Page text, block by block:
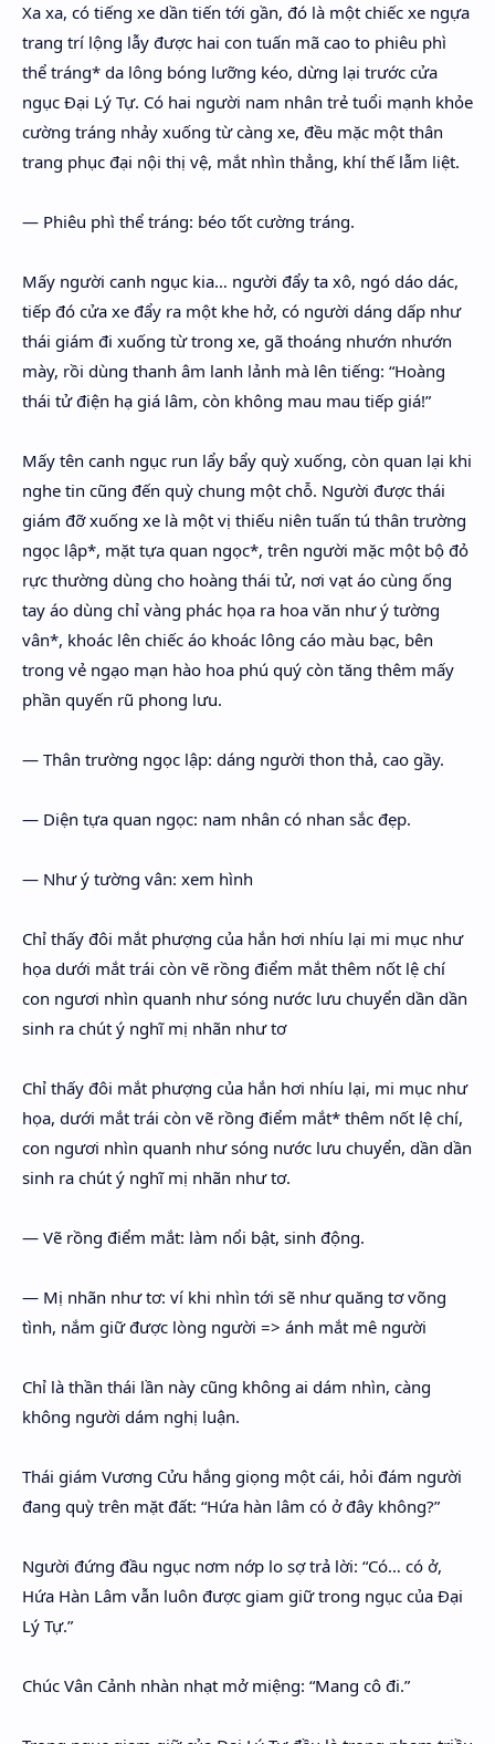
Xa xa, có tiếng xe dần tiến tới gần, đó là một chiếc xe ngựa
trang trí lộng lẫy được hai con tuấn mã cao to phiêu phì
thể tráng* da lông bóng lưỡng kéo, dừng lại trước cửa
ngục Đại Lý Tự. Có hai người nam nhân trẻ tuổi mạnh khỏe
cường tráng nhảy xuống từ càng xe, đều mặc một thân
trang phục đại nội thị vệ, mắt nhìn thẳng, khí thế lẫm liệt.
— Phiêu phì thể tráng: béo tốt cường tráng.
Mấy người canh ngục kia… người đẩy ta xô, ngó dáo dác,
tiếp đó cửa xe đẩy ra một khe hở, có người dáng dấp như
thái giám đi xuống từ trong xe, gã thoáng nhướn nhướn
mày, rồi dùng thanh âm lanh lảnh mà lên tiếng: “Hoàng
thái tử điện hạ giá lâm, còn không mau mau tiếp giá!”
Mấy tên canh ngục run lẩy bẩy quỳ xuống, còn quan lại khi
nghe tin cũng đến quỳ chung một chỗ. Người được thái
giám đỡ xuống xe là một vị thiếu niên tuấn tú thân trường
ngọc lập*, mặt tựa quan ngọc*, trên người mặc một bộ đỏ
rực thường dùng cho hoàng thái tử, nơi vạt áo cùng ống
tay áo dùng chỉ vàng phác họa ra hoa văn như ý tường
vân*, khoác lên chiếc áo khoác lông cáo màu bạc, bên
trong vẻ ngạo mạn hào hoa phú quý còn tăng thêm mấy
phần quyến rũ phong lưu.
— Thân trường ngọc lập: dáng người thon thả, cao gầy.
— Diện tựa quan ngọc: nam nhân có nhan sắc đẹp.
— Như ý tường vân: xem hình
Chỉ thấy đôi mắt phượng của hắn hơi nhíu lại mi mục như
họa dưới mắt trái còn vẽ rồng điểm mắt thêm nốt lệ chí
con ngươi nhìn quanh như sóng nước lưu chuyển dần dần
sinh ra chút ý nghĩ mị nhãn như tơ
Chỉ thấy đôi mắt phượng của hắn hơi nhíu lại, mi mục như
họa, dưới mắt trái còn vẽ rồng điểm mắt* thêm nốt lệ chí,
con ngươi nhìn quanh như sóng nước lưu chuyển, dần dần
sinh ra chút ý nghĩ mị nhãn như tơ.
— Vẽ rồng điểm mắt: làm nổi bật, sinh động.
— Mị nhãn như tơ: ví khi nhìn tới sẽ như quăng tơ võng
tình, nắm giữ được lòng người => ánh mắt mê người
Chỉ là thần thái lần này cũng không ai dám nhìn, càng
không người dám nghị luận.
Thái giám Vương Cửu hắng giọng một cái, hỏi đám người
đang quỳ trên mặt đất: “Hứa hàn lâm có ở đây không?”
Người đứng đầu ngục nơm nớp lo sợ trả lời: “Có… có ở,
Hứa Hàn Lâm vẫn luôn được giam giữ trong ngục của Đại
Lý Tự.”
Chúc Vân Cảnh nhàn nhạt mở miệng: “Mang cô đi.”